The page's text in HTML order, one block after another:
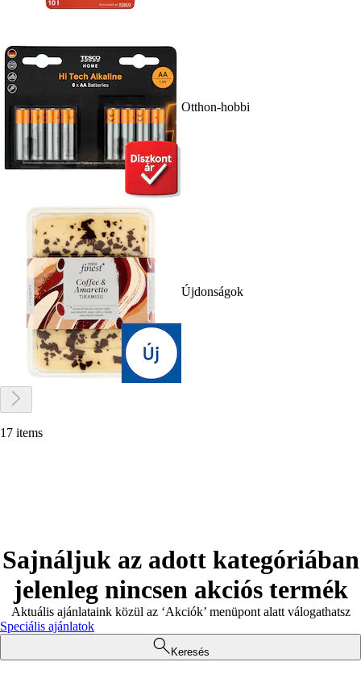
Otthon-hobbi
Újdonságok
17 items
Sajnáljuk az adott kategóriában
jelenleg nincsen akciós termék
Aktuális ajánlataink közül az ‘Akciók’ menüpont alatt válogathatsz
Speciális ajánlatok
Keresés